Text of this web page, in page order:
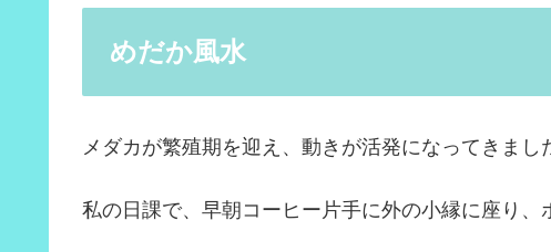
めだか風水
メダカが繁殖期を迎え、動きが活発になってきまし
私の日課で、早朝コーヒー片手に外の小縁に座り、